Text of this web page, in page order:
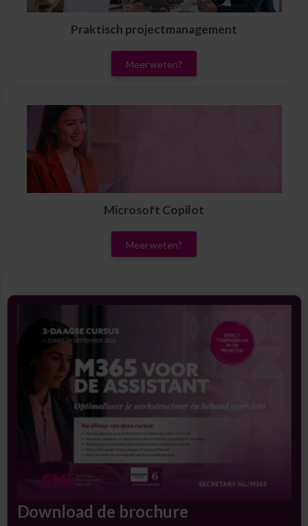
Praktisch projectmanagement
Meer weten?
Microsoft Copilot
Meer weten?
Download de brochure